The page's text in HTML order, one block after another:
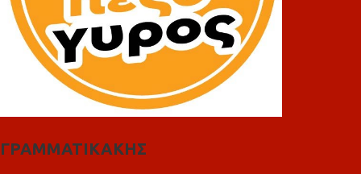
ΓΡΑΜΜΑΤΙΚΑΚΗΣ